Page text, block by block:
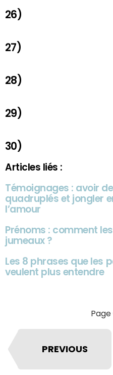
26)
27)
28)
29)
30)
Articles liés :
Témoignages : avoir
quadruplés et jongler
l’amour
Prénoms : comment
jumeaux ?
Les 8 phrases que les
veulent plus entendre
PREVIOUS